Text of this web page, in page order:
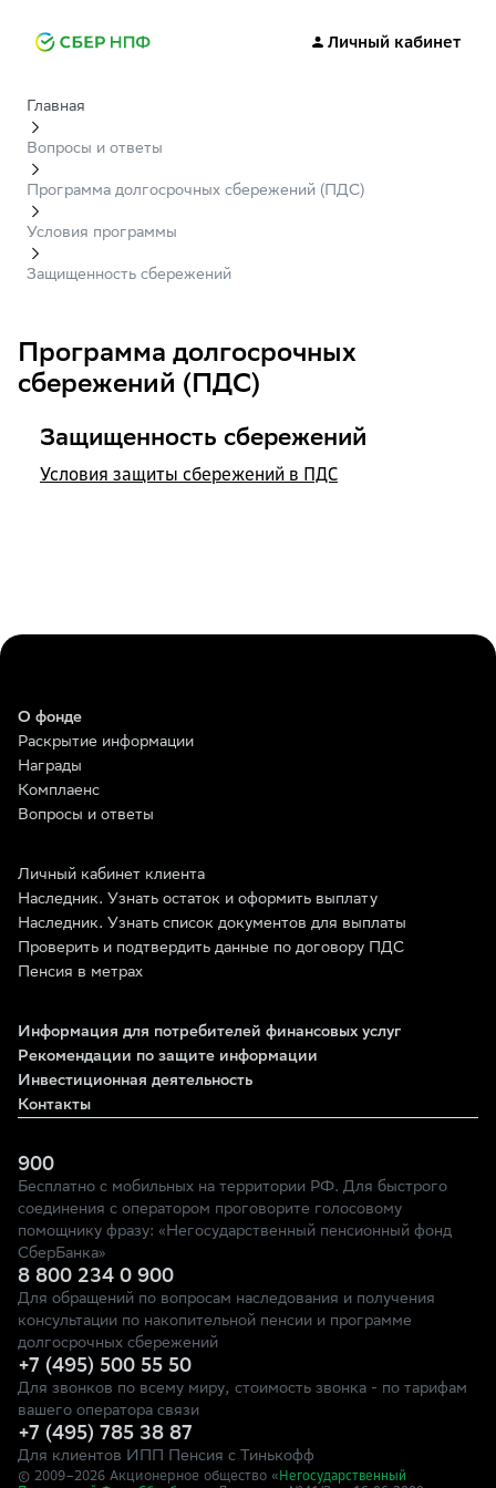
Личный кабинет
Главная
Вопросы и ответы
Программа долгосрочных сбережений (ПДС)
Условия программы
Защищенность сбережений
Программа долгосрочных
сбережений (ПДС)
Защищенность сбережений
Условия защиты сбережений в ПДС
О фонде
Раскрытие информации
Награды
Комплаенс
Вопросы и ответы
Личный кабинет клиента
Наследник. Узнать остаток и оформить выплату
Наследник. Узнать список документов для выплаты
Проверить и подтвердить данные по договору ПДС
Пенсия в метрах
Информация для потребителей финансовых услуг
Рекомендации по защите информации
Инвестиционная деятельность
Контакты
900
Бесплатно с мобильных на территории РФ. Для быстрого
соединения с оператором проговорите голосовому
помощнику фразу: «Негосударственный пенсионный фонд
СберБанка»
8 800 234 0 900
Для обращений по вопросам наследования и получения
консультации по накопительной пенсии и программе
долгосрочных сбережений
+7 (495) 500 55 50
Для звонков по всему миру, стоимость звонка - по тарифам
вашего оператора связи
+7 (495) 785 38 87
Для клиентов ИПП Пенсия с Тинькофф
© 2009–2026 Акционерное общество « Негосударственный